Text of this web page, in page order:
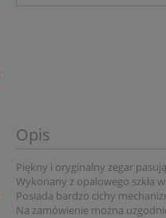
Opis
Piękny i oryginalny zegar
Wykonany z opalowego szkła
Posiada bardzo cichy
Na zamówienie można